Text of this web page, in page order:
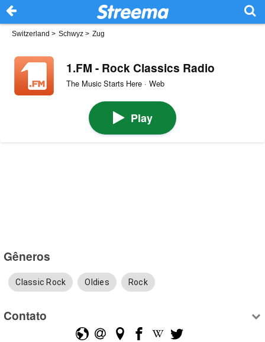
Switzerland > Schwyz > Zug
1.FM - Rock Classics Radio
The Music Starts Here · Web
Play
Gêneros
Classic Rock Oldies Rock
Contato